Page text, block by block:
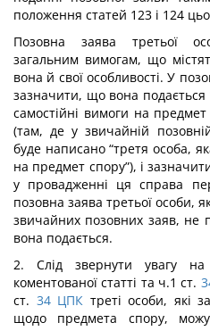
положення статей 123 і 124
Позовна заява третьої
загальним вимогам, що
вона й свої особливості. У
зазначити, що вона
самостійні вимоги на
(там, де у звичайній
буде написано “третя особа,
на предмет спору”), і
у провадженні ця справа
позовна заява третьої особи,
звичайних позовних заяв, не
вона подається.
2. Слід звернути увагу на
коментованої статті та ч.1 ст.
ст. 34 ЦПК треті особи, які
щодо предмета спору,